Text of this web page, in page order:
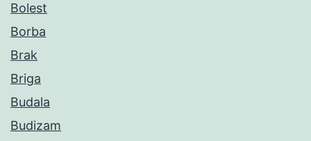
Bolest
Borba
Brak
Briga
Budala
Budizam